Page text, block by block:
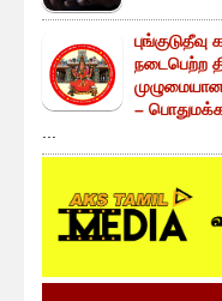
நடைபெற்ற
–
...